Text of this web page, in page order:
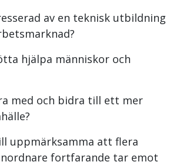
av en teknisk utbildning
hjälpa människor och
med och bidra till ett mer
uppmärksamma att flera
fortfarande tar emot